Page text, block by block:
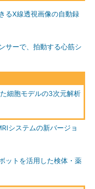
るX線透視画像の自動録
サーで、拍動する心筋シ
細胞モデルの3次元解析
システムの新バージョ
ットを活用した検体・薬